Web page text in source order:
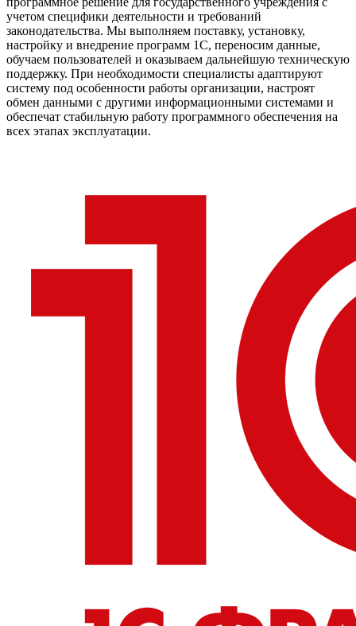
учетом специфики деятельности и требований
законодательства. Мы выполняем поставку, установку,
настройку и внедрение программ 1С, переносим данные,
обучаем пользователей и оказываем дальнейшую техническую
поддержку. При необходимости специалисты адаптируют
систему под особенности работы организации, настроят
обмен данными с другими информационными системами и
обеспечат стабильную работу программного обеспечения на
всех этапах эксплуатации.